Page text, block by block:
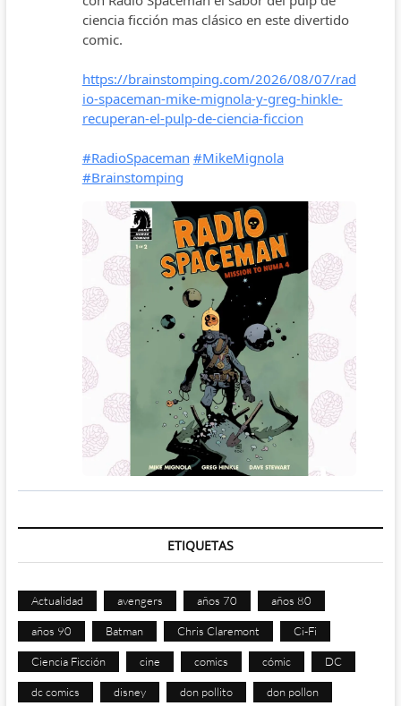
ETIQUETAS
Actualidad avengers años 70 años 80
años 90 Batman Chris Claremont Ci-Fi
Ciencia Ficción cine comics cómic DC
dc comics disney don pollito don pollon